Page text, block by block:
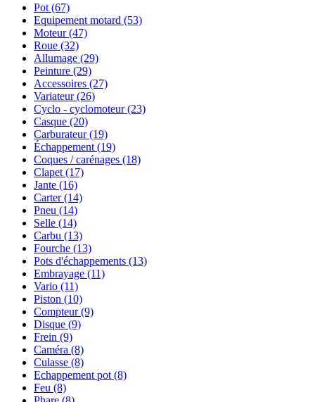
Pot (67)
Equipement motard (53)
Moteur(47)
Roue (32)
Allumage (29)
Peinture (29)
Accessoires (27)
Variateur(26)
Cyclo - cyclomoteur(23)
Casque (20)
Carburateur(19)
Échappement (19)
Coques / carénages (18)
Clapet (17)
Jante (16)
Carter(14)
Pneu (14)
Selle (14)
Carbu (13)
Fourche (13)
Pots d'échappements (13)
Embrayage (11)
Vario (11)
Piston (10)
Compteur(9)
Disque (9)
Frein (9)
Caméra (8)
Culasse (8)
Echappement pot (8)
Feu (8)